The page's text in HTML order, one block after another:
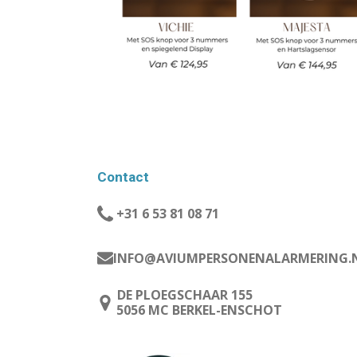
Contact
+31 6 53 81 08 71
DE PLOEGSCHAAR 155
5056 MC BERKEL-ENSCHOT